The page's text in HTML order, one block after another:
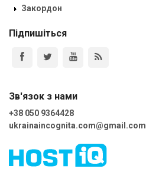
Закордон
Підпишіться
Зв'язок з нами
+38 050 9364428
ukrainaincognita.com@gmail.com